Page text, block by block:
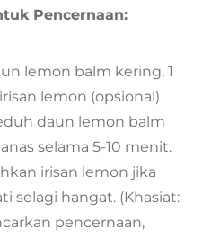
Pencernaan:
lemon balm kering, 1
lemon (opsional)
daun lemon balm
selama 5-10 menit.
irisan lemon jika
selagi hangat. (Khasiat:
pencernaan,